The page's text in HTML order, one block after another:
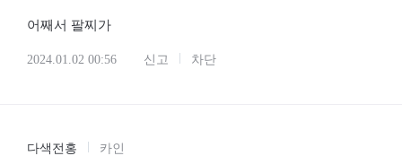
어째서 팔찌가
2024.01.02 00:56 신고 차단
다색전홍 카인